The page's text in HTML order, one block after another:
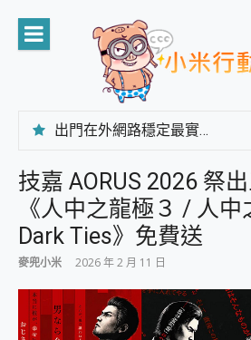
content
出門在外網路穩定最實在 「台灣大哥大」榮獲 4G/5G 在線率全球 NO.3 全台第一與全台六冠王實測心得，走到哪順到哪！
CP 值天花板~ Bongcom BS5 足球君開箱~ 短焦投影機 3千元就能擁有！ 折扣碼在這～
專為 PC上的 XBOX和掌機設計的 FireCuda X1070 SSD 固態硬碟開箱 評測
台灣製攝影機在這裡，100%全無線設計 SpotCam Solo Eco 太陽能防水雲端攝影機 SpotCam Solo 3 2.5K高畫質戶外攝影機 開箱 評測
超懂拍、耐用 AI 街拍機~ realme 16 Pro 開箱評價~ 2 億畫素 LumaColor 影像、持久續航與 IP69K 高防護
AI 支付 一錶搞定大小事 Xiaomi Watch 5 開箱 評測
超驚艷 讓人一眼就愛上 LENOVO 聯想 Yoga Book 9 14吋 AI輕薄筆電 開箱 評測
美到讓人超想擁有 moto pad 60 系列 與 Moto | Swarovski razr 60 冰藍限定版本 開箱 評測
技嘉 AORUS 2026 祭
《人中之龍極３ / 人
Dark Ties》免費送
麥兜小米 2026 年 2 月 11 日